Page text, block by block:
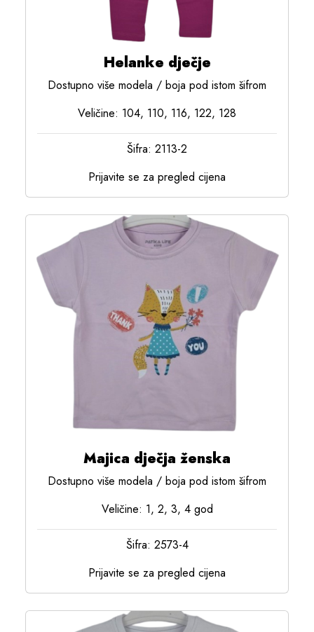
Helanke dječje
Dostupno više modela / boja pod istom šifrom
Veličine: 104, 110, 116, 122, 128
Šifra: 2113-2
Prijavite se za pregled cijena
Majica dječja ženska
Dostupno više modela / boja pod istom šifrom
Veličine: 1, 2, 3, 4 god
Šifra: 2573-4
Prijavite se za pregled cijena